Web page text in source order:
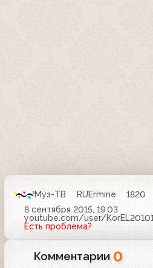
Муз-ТВ RUErmine
1820
8 сентября 2015, 19:03
youtube.com/user/
Есть проблема?
Комментарии 0